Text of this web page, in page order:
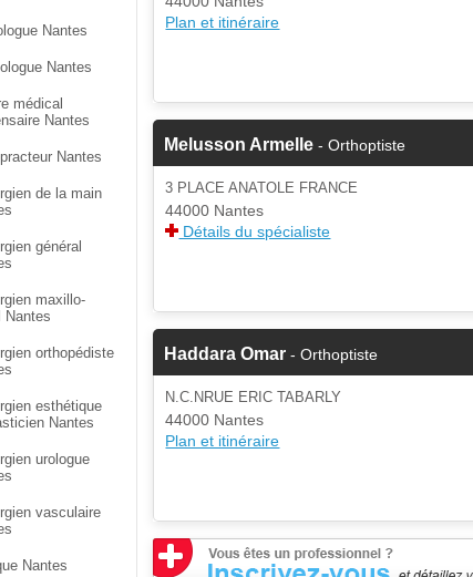
Nantes
Nantes
médical
Nantes
Nantes
de la main
général
maxillo-
Nantes
orthopédiste
esthétique
Nantes
urologue
vasculaire
Nantes
Plan et itinéraire
Melusson Armelle - Orthoptiste
Cette fiche est la propriété
d'un membre.
Si vous êtes ce membre,
jour ces informations sur
3 PLACE ANATOLE FRANCE
44000 Nantes
Détails du spécialiste
Haddara Omar - Orthoptiste
N.C.NRUE ERIC TABARLY
44000 Nantes
Plan et itinéraire